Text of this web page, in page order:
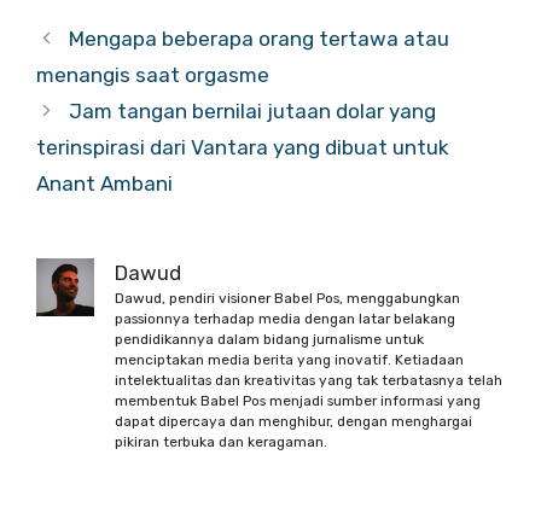
Mengapa beberapa orang tertawa atau
menangis saat orgasme
Jam tangan bernilai jutaan dolar yang
terinspirasi dari Vantara yang dibuat untuk
Anant Ambani
Dawud
Dawud, pendiri visioner Babel Pos, menggabungkan
passionnya terhadap media dengan latar belakang
pendidikannya dalam bidang jurnalisme untuk
menciptakan media berita yang inovatif. Ketiadaan
intelektualitas dan kreativitas yang tak terbatasnya telah
membentuk Babel Pos menjadi sumber informasi yang
dapat dipercaya dan menghibur, dengan menghargai
pikiran terbuka dan keragaman.